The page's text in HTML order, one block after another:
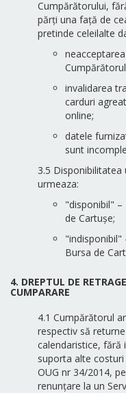
Cumpărătorului,
părți una față de
pretinde celeilalte
invalidarea
carduri
online;
datele
sunt
3.5 Disponibilitatea
urmeaza:
"disponibil"
de Cartușe;
"indisponibil"
Bursa de
4. DREPTUL DE
CUMPARARE
4.1 Cumpărătorul
respectiv să
calendaristice, fără
suporta alte
OUG nr 34/2014,
renunțare la un